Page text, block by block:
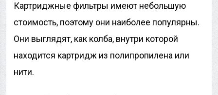
Картриджные фильтры имеют небольшую
стоимость, поэтому они наиболее популярны.
Они выглядят, как колба, внутри которой
находится картридж из полипропилена или
нити.